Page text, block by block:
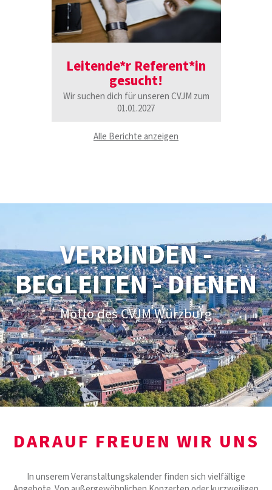
Leitende*r Referent*in
gesucht!
Wir suchen dich für unseren CVJM zum
01.01.2027
Alle Berichte anzeigen
VERBINDEN -
BEGLEITEN - DIENEN
Motto des CVJM Würzburg
DARAUF FREUEN WIR UNS
In unserem Veranstaltungskalender finden sich vielfältige